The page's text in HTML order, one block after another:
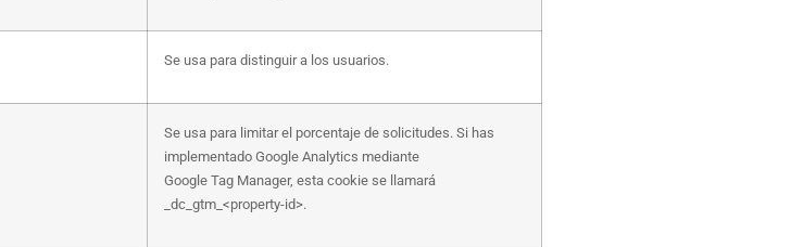
Se usa para distinguir a los usuarios.
Se usa para limitar el porcentaje de solicitudes. Si has
implementado Google Analytics mediante
Google Tag Manager, esta cookie se llamará
_dc_gtm_<property-id>.